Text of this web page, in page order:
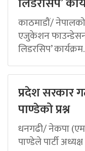
काठमाडौं/
एजुकेशन
लिडरसिप’
प्रदेश सरकार
पाण्डेको प्रश्न
धनगढी/ नेकपा
पाण्डेले पार्टी